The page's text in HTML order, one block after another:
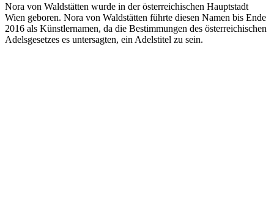
Nora von Waldstätten wurde in der österreichischen Hauptstadt
Wien geboren. Nora von Waldstätten führte diesen Namen bis Ende
2016 als Künstlernamen, da die Bestimmungen des österreichischen
Adelsgesetzes es untersagten, ein Adelstitel zu sein.